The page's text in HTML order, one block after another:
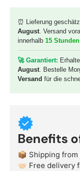
⏰ Lieferung
August . Versand
innerhalb 15
🚀 Garantiert:
August . Bestelle
Versand für die
Benefits
📦 Shipping from
🤝🏻 Free delivery